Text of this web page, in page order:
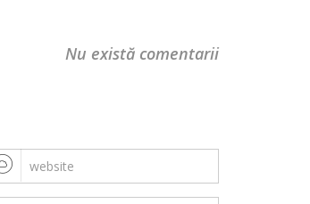
Nu există comentarii